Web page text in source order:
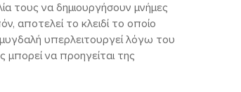
τους να δημιουργήσουν μνήμες
αποτελεί το κλειδί το οποίο
υπερλειτουργεί λόγω του
να προηγείται της